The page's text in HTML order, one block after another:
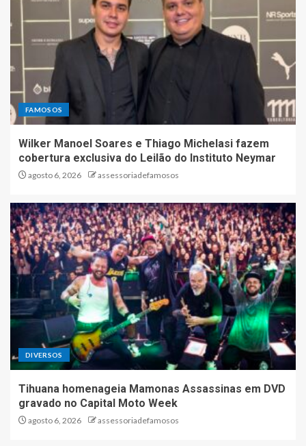
FAMOSOS
Wilker Manoel Soares e Thiago Michelasi fazem
cobertura exclusiva do Leilão do Instituto Neymar
agosto 6, 2026 assessoriadefamosos
DIVERSOS
Tihuana homenageia Mamonas Assassinas em DVD
gravado no Capital Moto Week
agosto 6, 2026 assessoriadefamosos